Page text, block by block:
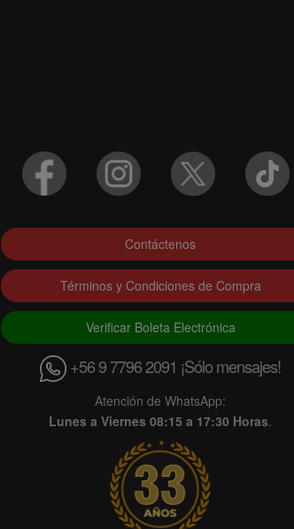
Contáctenos
Términos y Condiciones de Compra
Verificar Boleta Electrónica
+56 9 7796 2091 ¡Sólo mensajes!
Atención de WhatsApp:
Lunes a Viernes 08:15 a 17:30 Horas.